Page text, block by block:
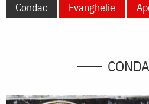
Condac
Evanghelie